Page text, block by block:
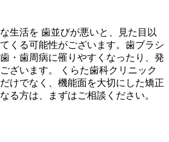
生活を
くる可能性がございます。歯ブラシ
・歯周病に罹りやすくなったり、発
らた歯科クリニック
けでなく、機能面を大切にした矯正
る方は、まずはご相談ください。